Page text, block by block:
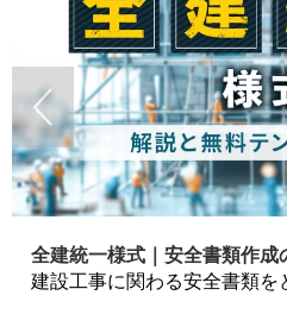
全建統一様式｜安全書類作